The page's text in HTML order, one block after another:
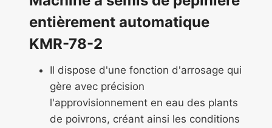
entièrement automatique
KMR-78-2
Il dispose d'une fonction d'arrosage qui
gère avec précision
l'approvisionnement en eau des plants
de poivrons, créant ainsi les conditions